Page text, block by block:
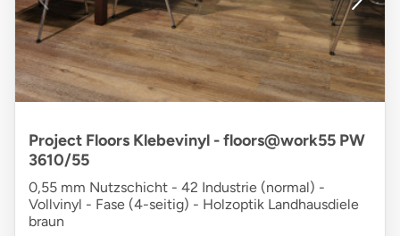
Project Floors Klebevinyl - floors@work55 PW
3610/55
0,55 mm Nutzschicht - 42 Industrie (normal) -
Vollvinyl - Fase (4-seitig) - Holzoptik Landhausdiele
braun